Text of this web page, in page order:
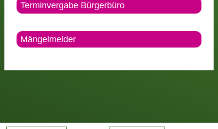
Terminvergabe Bürgerbüro
Mängelmelder